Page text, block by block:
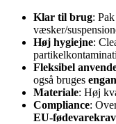
Klar til brug:
væsker/
Høj hygiejne:
Fleksibel
også bruges
Materiale: Høj
Compliance:
EU‑fødevarekrav